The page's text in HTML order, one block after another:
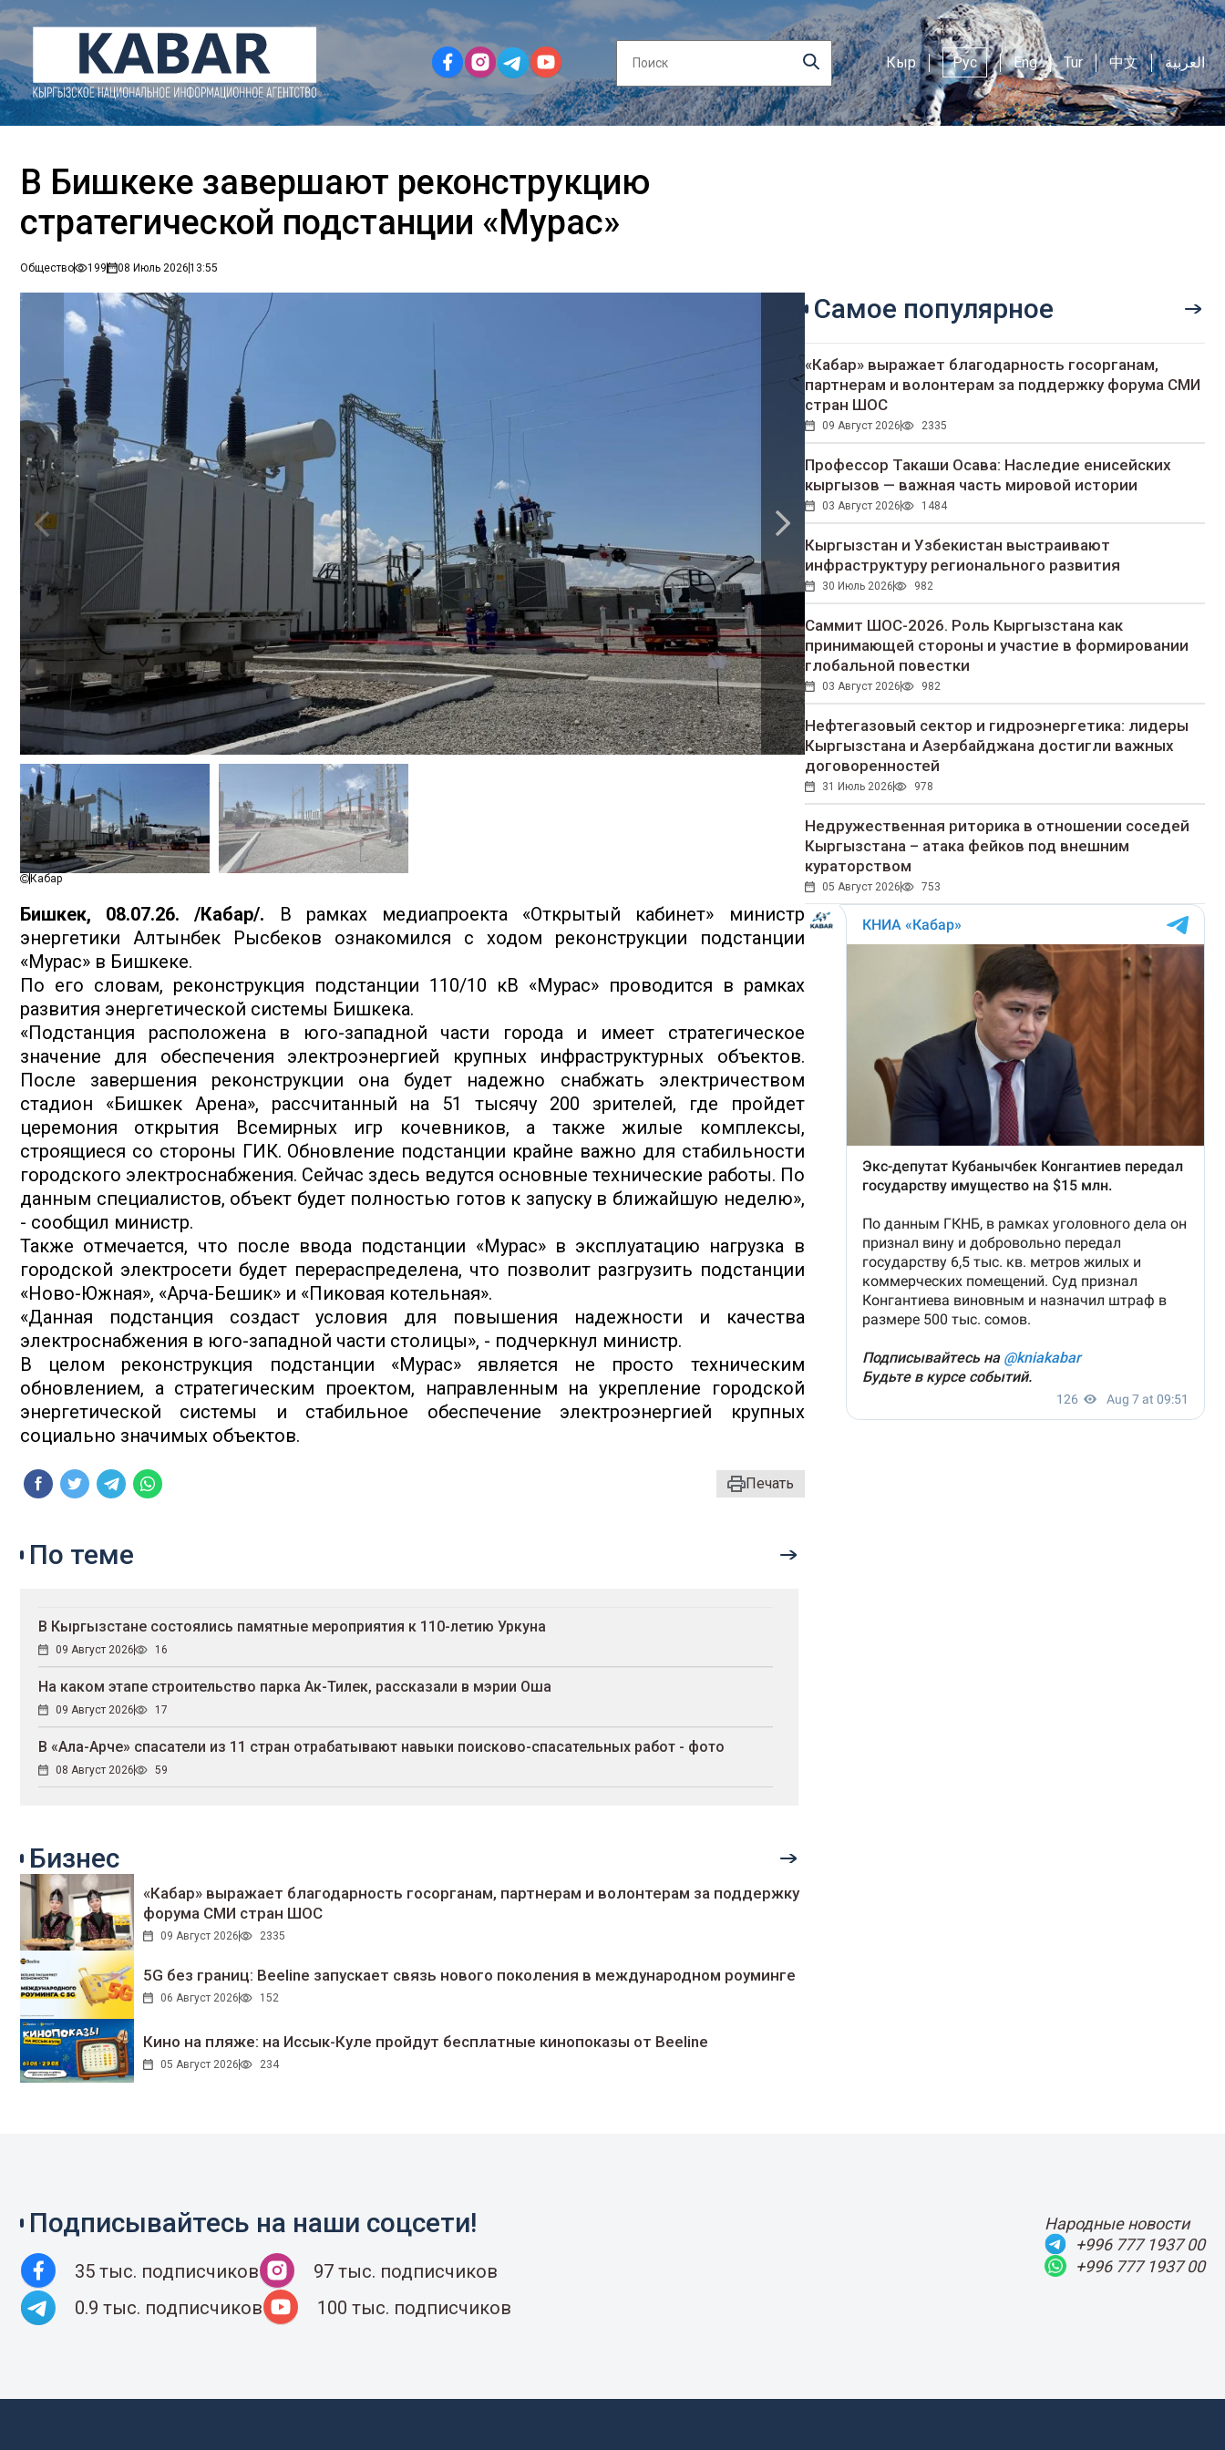
Кыр Рус Eng Tur 中文 العربية
В Бишкеке завершают реконструкцию
стратегической подстанции «Мурас»
Общество 199 08 Июль 202613:55
Кабар
Бишкек, 08.07.26. /Кабар/. В рамках медиапроекта «Открытый кабинет» министр
энергетики Алтынбек Рысбеков ознакомился с ходом реконструкции подстанции
«Мурас» в Бишкеке.
По его словам, реконструкция подстанции 110/10 кВ «Мурас» проводится в рамках
развития энергетической системы Бишкека.
«Подстанция расположена в юго-западной части города и имеет стратегическое
значение для обеспечения электроэнергией крупных инфраструктурных объектов.
После завершения реконструкции она будет надежно снабжать электричеством
стадион «Бишкек Арена», рассчитанный на 51 тысячу 200 зрителей, где пройдет
церемония открытия Всемирных игр кочевников, а также жилые комплексы,
строящиеся со стороны ГИК. Обновление подстанции крайне важно для стабильности
городского электроснабжения. Сейчас здесь ведутся основные технические работы. По
данным специалистов, объект будет полностью готов к запуску в ближайшую неделю»,
- сообщил министр.
Также отмечается, что после ввода подстанции «Мурас» в эксплуатацию нагрузка в
городской электросети будет перераспределена, что позволит разгрузить подстанции
«Ново-Южная», «Арча-Бешик» и «Пиковая котельная».
«Данная подстанция создаст условия для повышения надежности и качества
электроснабжения в юго-западной части столицы», - подчеркнул министр.
В целом реконструкция подстанции «Мурас» является не просто техническим
обновлением, а стратегическим проектом, направленным на укрепление городской
энергетической системы и стабильное обеспечение электроэнергией крупных
социально значимых объектов.
Печать
Самое популярное
«Кабар» выражает благодарность госорганам,
партнерам и волонтерам за поддержку форума СМИ
стран ШОС
09 Август 2026 2335
Профессор Такаши Осава: Наследие енисейских
кыргызов — важная часть мировой истории
03 Август 2026 1484
Кыргызстан и Узбекистан выстраивают
инфраструктуру регионального развития
30 Июль 2026 982
Саммит ШОС-2026. Роль Кыргызстана как
принимающей стороны и участие в формировании
глобальной повестки
03 Август 2026 982
Нефтегазовый сектор и гидроэнергетика: лидеры
Кыргызстана и Азербайджана достигли важных
договоренностей
31 Июль 2026 978
Недружественная риторика в отношении соседей
Кыргызстана – атака фейков под внешним
кураторством
05 Август 2026 753
По теме
В Кыргызстане состоялись памятные мероприятия к 110-летию Уркуна
09 Август 2026 16
На каком этапе строительство парка Ак-Тилек, рассказали в мэрии Оша
09 Август 2026 17
В «Ала-Арче» спасатели из 11 стран отрабатывают навыки поисково-спасательных работ - фото
08 Август 2026 59
Бизнес
«Кабар» выражает благодарность госорганам, партнерам и волонтерам за поддержку
форума СМИ стран ШОС
09 Август 2026 2335
5G без границ: Beeline запускает связь нового поколения в международном роуминге
06 Август 2026 152
Кино на пляже: на Иссык-Куле пройдут беcплатные кинопоказы от Beeline
05 Август 2026 234
Подписывайтесь на наши соцсети!
35 тыс. подписчиков
97 тыс. подписчиков
0.9 тыс. подписчиков
100 тыс. подписчиков
Народные новости
+996 777 1937 00
+996 777 1937 00